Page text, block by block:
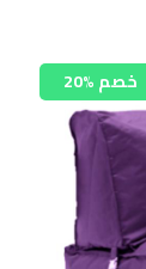
20% خصم